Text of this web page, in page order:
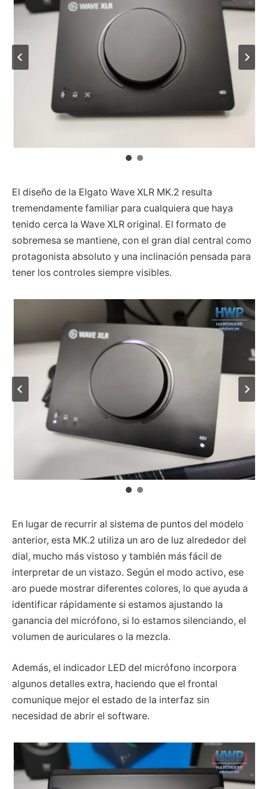
El diseño de la Elgato Wave XLR MK.2 resulta
tremendamente familiar para cualquiera que haya
tenido cerca la Wave XLR original. El formato de
sobremesa se mantiene, con el gran dial central como
protagonista absoluto y una inclinación pensada para
tener los controles siempre visibles.
En lugar de recurrir al sistema de puntos del modelo
anterior, esta MK.2 utiliza un aro de luz alrededor del
dial, mucho más vistoso y también más fácil de
interpretar de un vistazo. Según el modo activo, ese
aro puede mostrar diferentes colores, lo que ayuda a
identificar rápidamente si estamos ajustando la
ganancia del micrófono, si lo estamos silenciando, el
volumen de auriculares o la mezcla.
Además, el indicador LED del micrófono incorpora
algunos detalles extra, haciendo que el frontal
comunique mejor el estado de la interfaz sin
necesidad de abrir el software.